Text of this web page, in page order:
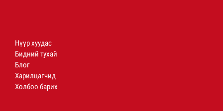
Нүүр хуудас
Бидний тухай
Блог
Харилцагчид
Холбоо барих